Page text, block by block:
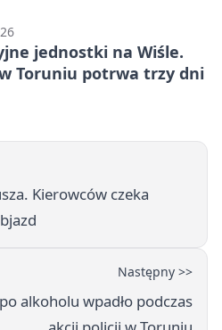
jednostki na Wiśle.
Toruniu potrwa trzy dni
Kierowców czeka
Następny >>
alkoholu wpadło podczas